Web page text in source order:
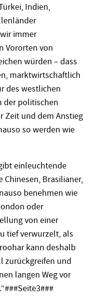
Indien,
immer
Vororten von
würden – dass
marktwirtschaftlich
des westlichen
der politischen
Zeit und dem Anstieg
so werden wie
einleuchtende
Brasilianer,
benehmen wie
oder
von einer
tief verwurzelt, als
kann deshalb
zurückgreifen und
langen Weg vor